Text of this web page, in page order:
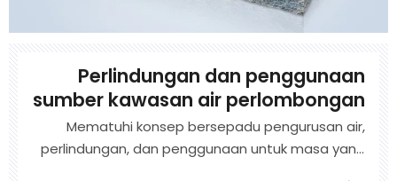
Perlindungan dan penggunaan
sumber kawasan air perlombongan
Mematuhi konsep bersepadu pengurusan air,
perlindungan, dan penggunaan untuk masa yang